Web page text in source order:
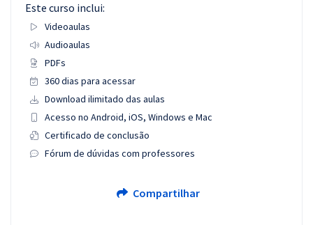
Este curso inclui:
Videoaulas
Audioaulas
PDFs
360 dias para acessar
Download ilimitado das aulas
Acesso no Android, iOS, Windows e Mac
Certificado de conclusão
Fórum de dúvidas com professores
Compartilhar